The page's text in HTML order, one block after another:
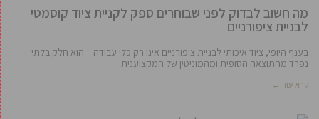
מה חשוב לבדוק לפני שבוחרים ספק לקניית ציוד קוסמטי
לבניית ציפורניים
בענף היופי, ציוד איכותי לבניית ציפורניים אינו רק כלי עבודה – הוא חלק בלתי
נפרד מהתוצאה הסופית ומהמוניטין של המקצוענית
קרא עוד ←